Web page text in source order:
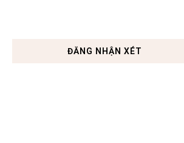
ĐĂNG NHẬN XÉT